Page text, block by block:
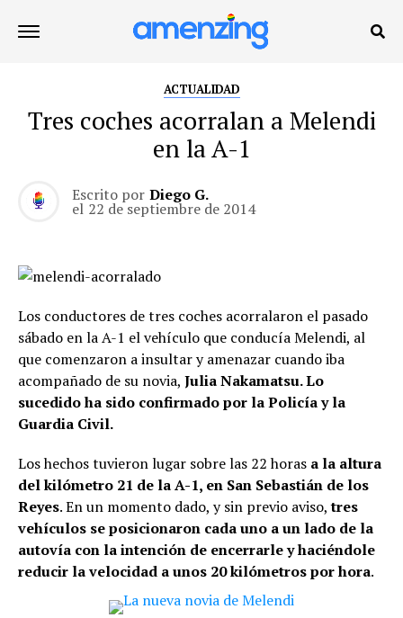
ACTUALIDAD
Tres coches acorralan a Melendi
en la A-1
Escrito por Diego G.
el 22 de septiembre de 2014
Los conductores de tres coches acorralaron el pasado
sábado en la A-1 el vehículo que conducía Melendi, al
que comenzaron a insultar y amenazar cuando iba
acompañado de su novia, Julia Nakamatsu. Lo
sucedido ha sido confirmado por la Policía y la
Guardia Civil.
Los hechos tuvieron lugar sobre las 22 horas a la altura
del kilómetro 21 de la A-1, en San Sebastián de los
Reyes. En un momento dado, y sin previo aviso,tres
vehículos se posicionaron cada uno a un lado de la
autovía con la intención de encerrarle y haciéndole
reducir la velocidad a unos 20 kilómetros por hora.